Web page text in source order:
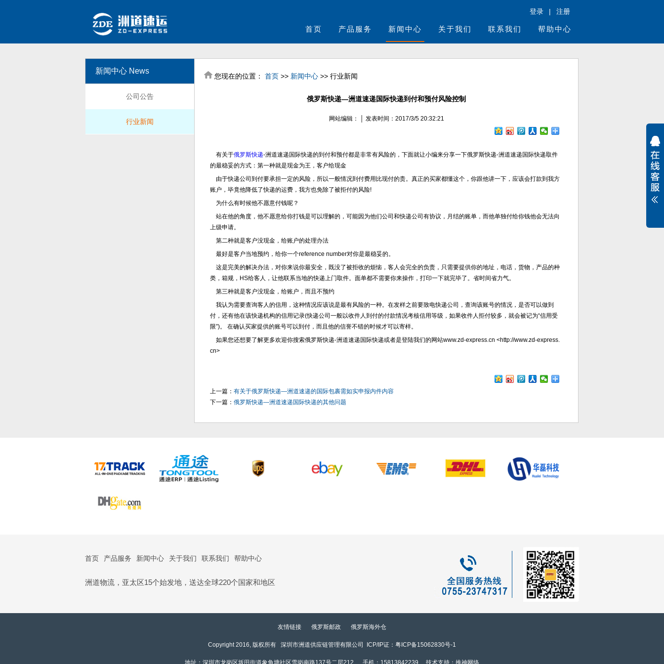
登录 | 注册
首页 产品服务 新闻中心 关于我们 联系我们 帮助中心
新闻中心 News
公司公告
行业新闻
您现在的位置：首页 >> 新闻中心 >> 行业新闻
俄罗斯快递—洲道速递国际快递到付和预付风险控制
网站编辑： │ 发表时间：2017/3/5 20:32:21
有关于俄罗斯快递-洲道速递国际快递的到付和预付都是非常有风险的，下面就让小编来分享一下俄罗斯快递-洲道速递国际快递取件
的最稳妥的方式：第一种就是现金为王，客户给现金
由于快递公司到付要承担一定的风险，所以一般情况到付费用比现付的贵。真正的买家都懂这个，你跟他讲一下，应该会打款到我方
账户，毕竟他降低了快递的运费，我方也免除了被拒付的风险!
为什么有时候他不愿意付钱呢？
站在他的角度，他不愿意给你打钱是可以理解的，可能因为他们公司和快递公司有协议，月结的账单，而他单独付给你钱他会无法向
上级申请。
第二种就是客户没现金，给账户的处理办法
最好是客户当地预约，给你一个reference number对你是最稳妥的。
这是完美的解决办法，对你来说你最安全，既没了被拒收的烦恼，客人会完全的负责，只需要提供你的地址，电话，货物，产品的种
类，箱规，HS给客人，让他联系当地的快递上门取件。面单都不需要你来操作，打印一下就完毕了。省时间省力气。
第三种就是客户没现金，给账户，而且不预约
我认为需要查询客人的信用，这种情况应该说是最有风险的一种。在发样之前要致电快递公司，查询该账号的情况，是否可以做到
付，还有他在该快递机构的信用记录(快递公司一般以收件人到付的付款情况考核信用等级，如果收件人拒付较多，就会被记为“信用受
限”)。 在确认买家提供的账号可以到付，而且他的信誉不错的时候才可以寄样。
如果您还想要了解更多欢迎你搜索俄罗斯快递-洲道速递国际快递或者是登陆我们的网站www.zd-express.cn <http://www.zd-express.
cn>
上一篇：有关于俄罗斯快递—洲道速递的国际包裹需如实申报内件内容
下一篇：俄罗斯快递—洲道速递国际快递的其他问题
首页 产品服务 新闻中心 关于我们 联系我们 帮助中心
洲道物流，亚太区15个始发地，送达全球220个国家和地区
友情链接 俄罗斯邮政 俄罗斯海外仓
Copyright 2016, 版权所有 深圳市洲道供应链管理有限公司 ICP/IP证： 粤ICP备15062830号-1
地址：深圳市龙岗区坂田街道象角塘社区雪岗南路137号二层212 手机：15813842239 技术支持： 推神网络